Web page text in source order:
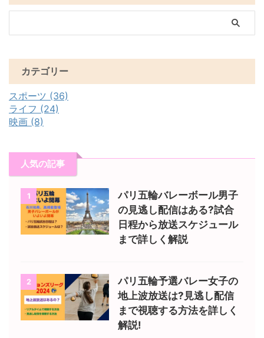
カテゴリー
スポーツ (36)
ライフ (24)
映画 (8)
人気の記事
1
パリ五輪バレーボール男子
の見逃し配信はある?試合
日程から放送スケジュール
まで詳しく解説
2
パリ五輪予選バレー女子の
地上波放送は?見逃し配信
まで視聴する方法を詳しく
解説!